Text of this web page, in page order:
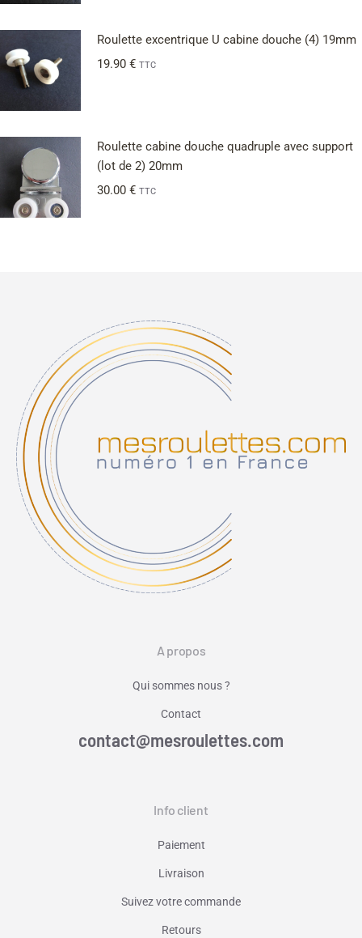
Roulette excentrique U cabine douche (4) 19mm
19.90 € TTC
Roulette cabine douche quadruple avec support
(lot de 2) 20mm
30.00 € TTC
A propos
Qui sommes nous ?
Contact
contact@mesroulettes.com
Info client
Paiement
Livraison
Suivez votre commande
Retours